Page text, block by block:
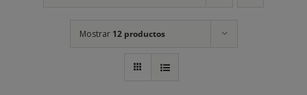
Mostrar 12 productos